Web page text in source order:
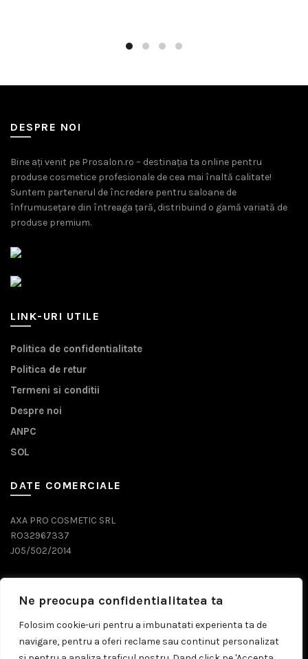
Ne preocupa confidentialitatea ta
Folosim cookie-uri pentru a imbunatati experienta ta de
navigare, pentru a oferi reclame sau continut personalizat
DESPRE NOI
Bine ați venit pe Prosalon.ro – destinația ta online pentru
produse cosmetice profesionale de cea mai înaltă calitate!
Suntem partenerul de încredere pentru saloane de
înfrumusețare din întreaga țară, distribuind o gamă variată de
produse premium.
LINK-URI UTILE
Politica de confidentialitate
Politica de retur
Termeni si conditii
Despre noi
ANPC
SOL
DATE COMERCIALE
AXA PRO COSMETIC SRL
RO32967337
J05/502/2014
0743 071 579
comenzi@prosalon.ro